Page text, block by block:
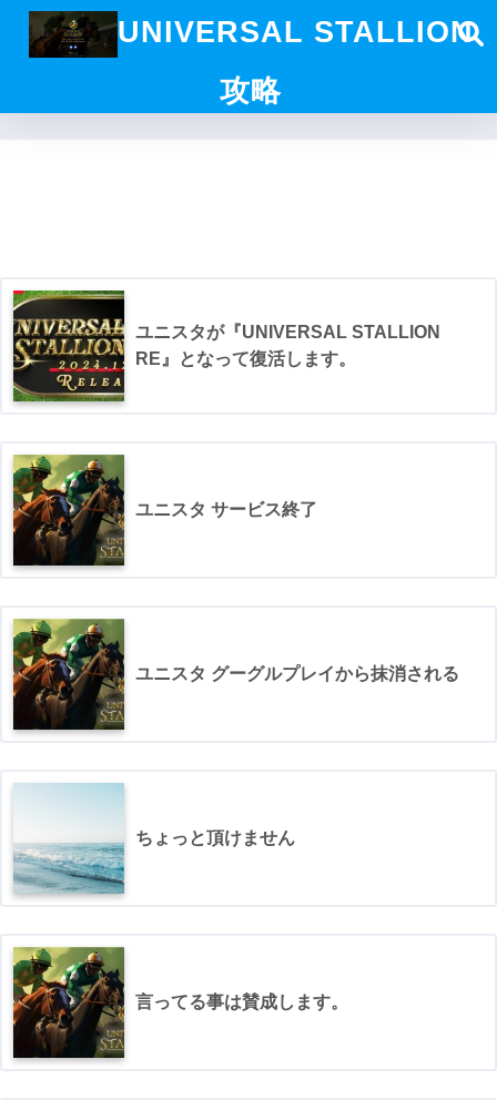
UNIVERSAL STALLION
攻略
ユニスタが『UNIVERSAL STALLION
RE』となって復活します。
ユニスタ サービス終了
ユニスタ グーグルプレイから抹消される
ちょっと頂けません
言ってる事は賛成します。